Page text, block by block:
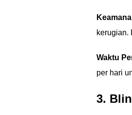
kerugian.
Waktu
per hari
3.